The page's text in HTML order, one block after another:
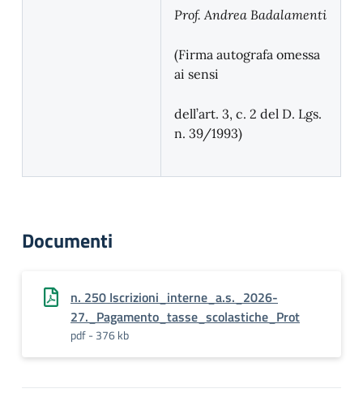
Prof. Andrea Badalamenti
(Firma autografa omessa
ai sensi
dell’art. 3, c. 2 del D. Lgs.
n. 39/1993)
Documenti
n. 250 Iscrizioni_interne_a.s._2026-
27._Pagamento_tasse_scolastiche_Prot
pdf - 376 kb